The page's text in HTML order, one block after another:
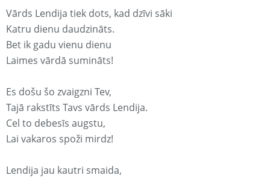
Vārds Lendija tiek dots, kad dzīvi sāki
Katru dienu daudzināts.
Bet ik gadu vienu dienu
Laimes vārdā sumināts!
Es došu šo zvaigzni Tev,
Tajā rakstīts Tavs vārds Lendija.
Cel to debesīs augstu,
Lai vakaros spoži mirdz!
Lendija jau kautri smaida,